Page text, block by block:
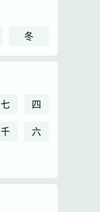
冬
七
四
千
六